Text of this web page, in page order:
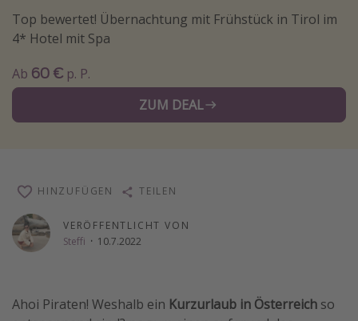
Sri Lanka Rundreise
Japan Rundreise
Reisethemen
Alle Reisethemen
Roadtrips
Wochenendtrip
Singlereisen
Gruppenreisen
Top bewertet! Übernachtung mit Frühstück in Tirol im
4* Hotel mit Spa
Ab 60 € p. P.
ZUM DEAL
VERÖFFENTLICHT VON
Steffi · 10.7.2022
HINZUFÜGEN TEILEN
Ahoi Piraten! Weshalb ein Kurzurlaub in Österreich so